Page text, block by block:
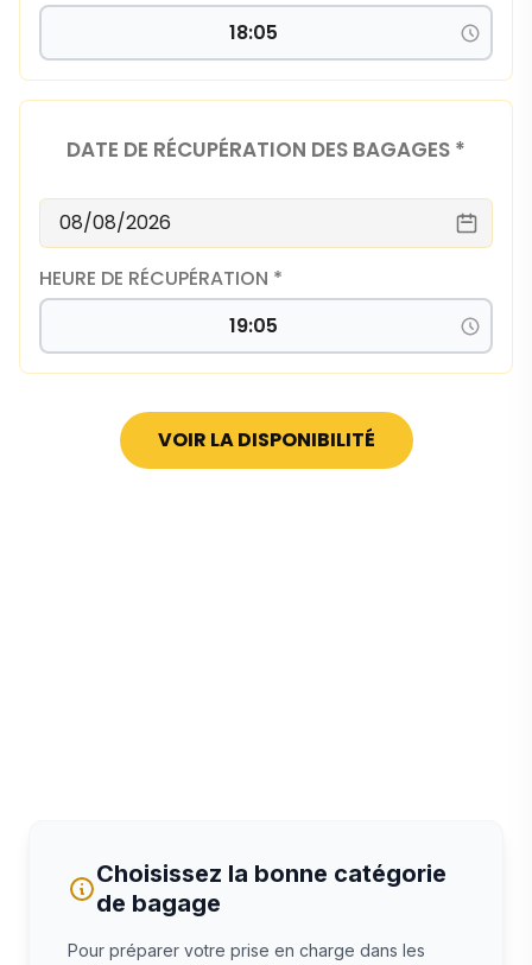
DATE DE RÉCUPÉRATION DES BAGAGES *
HEURE DE RÉCUPÉRATION *
VOIR LA DISPONIBILITÉ
Choisissez la bonne catégorie
de bagage
Pour préparer votre prise en charge dans les